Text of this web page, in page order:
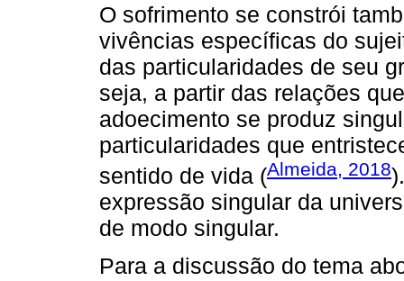
O sofrimento se constrói
vivências específicas do
das particularidades de seu
seja, a partir das relações
adoecimento se produz
particularidades que
sentido de vida (Almeida, 2018
expressão singular da
de modo singular.
Para a discussão do tema